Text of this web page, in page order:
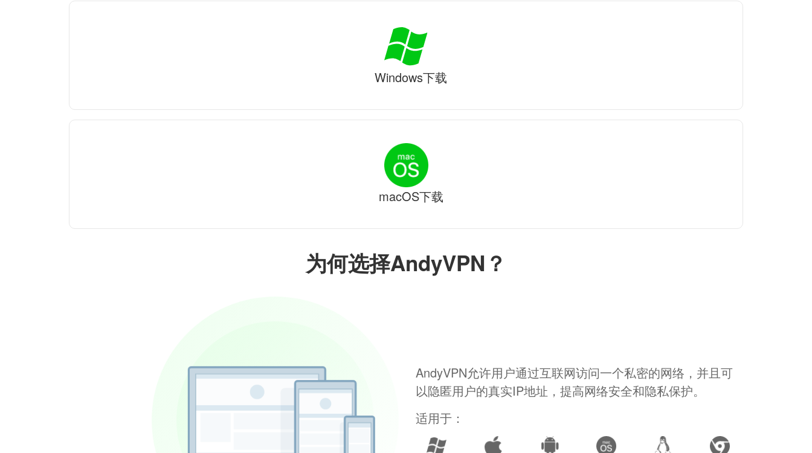
为何选择AndyVPN？
AndyVPN允许用户通过互联网访问一个私密的网络，并且可
以隐匿用户的真实IP地址，提高网络安全和隐私保护。
适用于：
Windows下载
macOS下载